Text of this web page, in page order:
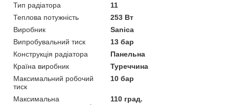
Тип радіатора
11
Теплова потужність
253 Вт
Виробник
Sanica
Випробувальний тиск
13 бар
Конструкція радіатора
Панельна
Країна виробник
Туреччина
Максимальний робочий
тиск
10 бар
Максимальна
110 град.